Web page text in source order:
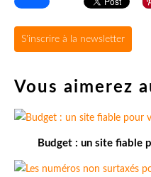
S'inscrire à la newsletter
Vous aimerez
Budget : un site fiable